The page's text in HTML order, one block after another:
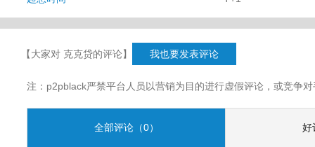
【大家对 克克贷的评论】 我也要发表评论
注：p2pblack严禁平台人员以营销为目的进行虚假评论，或竞争
全部评论（0） 好